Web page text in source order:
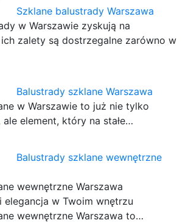
Szklane balustrady Warszawa
w Warszawie zyskują na
zalety są dostrzegalne zarówno w
Balustrady szklane Warszawa
w Warszawie to już nie tylko
element, który na stałe…
Balustrady szklane wewnętrzne
wewnętrzne Warszawa
elegancja w Twoim wnętrzu
wewnętrzne Warszawa to…